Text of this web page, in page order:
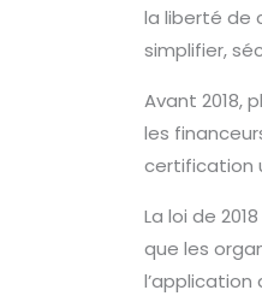
la liberté de
simplifier,
Avant 2018,
les
certification
La loi de
que les
l’application